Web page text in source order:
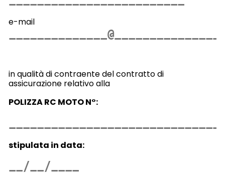
e-mail
in qualità di contraente del contratto di
assicurazione relativo alla
POLIZZA RC MOTO N°:
stipulata in data: